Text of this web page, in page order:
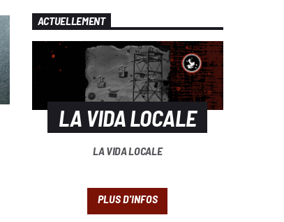
ACTUELLEMENT
LA VIDA LOCALE
LA VIDA LOCALE